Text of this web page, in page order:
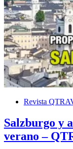
Revista
Salzburgo y
verano –